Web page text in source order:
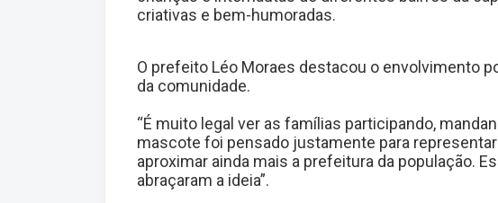
criativas e bem-humoradas.
O prefeito Léo Moraes destacou o envolvimento
da comunidade.
“É muito legal ver as famílias participando,
mascote foi pensado justamente para
aproximar ainda mais a prefeitura da população.
abraçaram a ideia”.